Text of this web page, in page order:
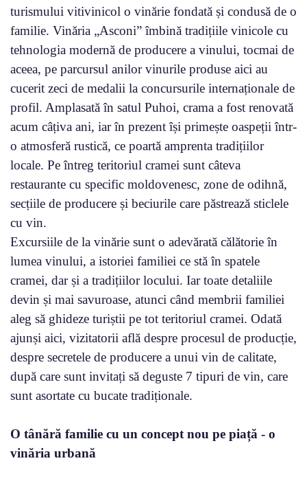
turismului vitivinicol o vinărie fondată și condusă de o
familie. Vinăria „Asconi” îmbină tradițiile vinicole cu
tehnologia modernă de producere a vinului, tocmai de
aceea, pe parcursul anilor vinurile produse aici au
cucerit zeci de medalii la concursurile internaționale de
profil. Amplasată în satul Puhoi, crama a fost renovată
acum câțiva ani, iar în prezent își primește oaspeții într-
o atmosferă rustică, ce poartă amprenta tradițiilor
locale. Pe întreg teritoriul cramei sunt câteva
restaurante cu specific moldovenesc, zone de odihnă,
secțiile de producere și beciurile care păstrează sticlele
cu vin.
Excursiile de la vinărie sunt o adevărată călătorie în
lumea vinului, a istoriei familiei ce stă în spatele
cramei, dar și a tradițiilor locului. Iar toate detaliile
devin și mai savuroase, atunci când membrii familiei
aleg să ghideze turiștii pe tot teritoriul cramei. Odată
ajunși aici, vizitatorii află despre procesul de producție,
despre secretele de producere a unui vin de calitate,
după care sunt invitați să deguste 7 tipuri de vin, care
sunt asortate cu bucate tradiționale.
O tânără familie cu un concept nou pe piață - o
vinăria urbană